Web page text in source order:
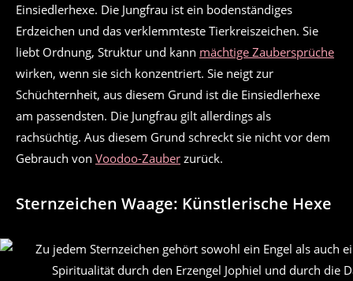
Einsiedlerhexe. Die Jungfrau ist ein bodenständiges
Erdzeichen und das verklemmteste Tierkreiszeichen. Sie
liebt Ordnung, Struktur und kann mächtige Zaubersprüche
wirken, wenn sie sich konzentriert. Sie neigt zur
Schüchternheit, aus diesem Grund ist die Einsiedlerhexe
am passendsten. Die Jungfrau gilt allerdings als
rachsüchtig. Aus diesem Grund schreckt sie nicht vor dem
Gebrauch von Voodoo-Zauber zurück.
Sternzeichen Waage: Künstlerische Hexe